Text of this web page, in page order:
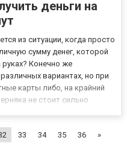
деньги на
из ситуации, когда просто
сумму денег, которой
руках? Конечно же
вариантах, но при
карты либо, на крайний
не стоит сильно
33 34 35 36 »